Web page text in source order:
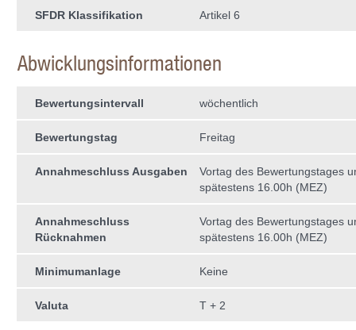
SFDR Klassifikation Artikel 6
Abwicklungsinformationen
Bewertungsintervall wöchentlich
Bewertungstag Freitag
Annahmeschluss Ausgaben
Vortag des Bewertungstages
spätestens 16.00h (MEZ)
Annahmeschluss
Rücknahmen
Vortag des Bewertungstages
spätestens 16.00h (MEZ)
Minimumanlage Keine
Valuta T + 2